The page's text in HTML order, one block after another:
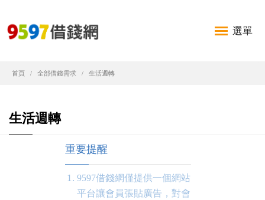
選單
首頁 全部借錢需求 生活週轉
生活週轉
重要提醒
9597借錢網僅提供一個網站
平台讓會員張貼廣告，對會